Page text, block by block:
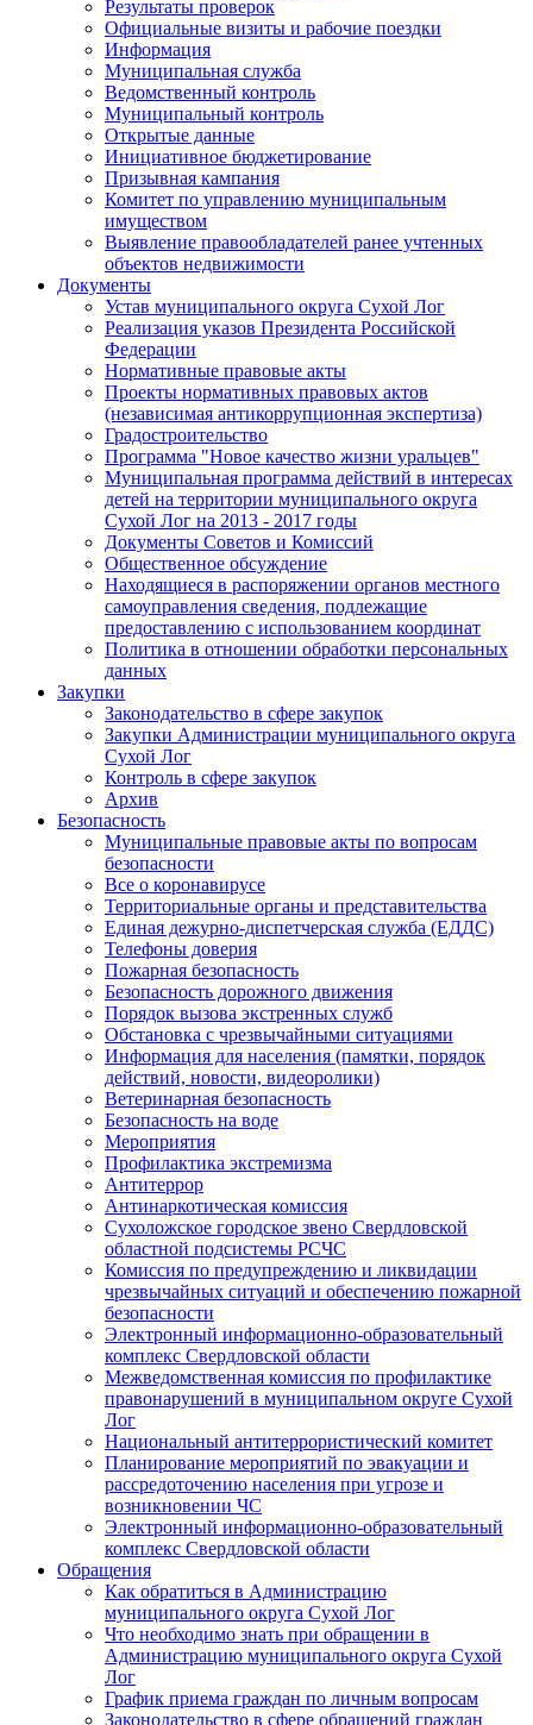
Результаты проверок
Официальные визиты и рабочие поездки
Информация
Муниципальная служба
Ведомственный контроль
Муниципальный контроль
Открытые данные
Инициативное бюджетирование
Призывная кампания
Комитет по управлению муниципальным
имуществом
Выявление правообладателей ранее учтенных
объектов недвижимости
Документы
Устав муниципального округа Сухой Лог
Реализация указов Президента Российской
Федерации
Нормативные правовые акты
Проекты нормативных правовых актов
(независимая антикоррупционная экспертиза)
Градостроительство
Программа "Новое качество жизни уральцев"
Муниципальная программа действий в интересах
детей на территории муниципального округа
Сухой Лог на 2013 - 2017 годы
Документы Советов и Комиссий
Общественное обсуждение
Находящиеся в распоряжении органов местного
самоуправления сведения, подлежащие
предоставлению с использованием координат
Политика в отношении обработки персональных
данных
Закупки
Законодательство в сфере закупок
Закупки Администрации муниципального округа
Сухой Лог
Контроль в сфере закупок
Архив
Безопасность
Муниципальные правовые акты по вопросам
безопасности
Все о коронавирусе
Территориальные органы и представительства
Единая дежурно-диспетчерская служба (ЕДДС)
Телефоны доверия
Пожарная безопасность
Безопасность дорожного движения
Порядок вызова экстренных служб
Обстановка с чрезвычайными ситуациями
Информация для населения (памятки, порядок
действий, новости, видеоролики)
Ветеринарная безопасность
Безопасность на воде
Мероприятия
Профилактика экстремизма
Антитеррор
Антинаркотическая комиссия
Сухоложское городское звено Свердловской
областной подсистемы РСЧС
Комиссия по предупреждению и ликвидации
чрезвычайных ситуаций и обеспечению пожарной
безопасности
Электронный информационно-образовательный
комплекс Cвердловской области
Межведомственная комиссия по профилактике
правонарушений в муниципальном округе Сухой
Лог
Национальный антитеррористический комитет
Планирование мероприятий по эвакуации и
рассредоточению населения при угрозе и
возникновении ЧС
Электронный информационно-образовательный
комплекс Свердловской области
Обращения
Как обратиться в Администрацию
муниципального округа Сухой Лог
Что необходимо знать при обращении в
Администрацию муниципального округа Сухой
Лог
График приема граждан по личным вопросам
Законодательство в сфере обращений граждан